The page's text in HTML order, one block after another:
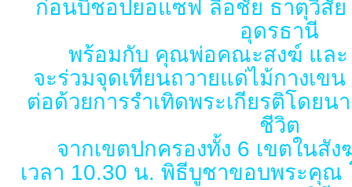
ก่อนบิชอปยอแซฟ ลือชัย ธาตุวิสั
อุดรธานี
พร้อมกับ คุณพ่อคณะสงฆ์ แล
จะร่วมจุดเทียนถวายแด่ไม้กางเข
ต่อด้วยการรำเทิดพระเกียรติโดยน
ชีวิต
จากเขตปกครองทั้ง 6 เขตใน
เวลา 10.30 น. พิธีบูชาขอบพระคุณ